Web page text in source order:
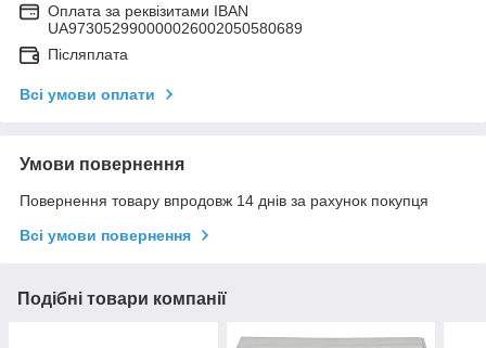
Оплата за реквізитами IBAN
UA973052990000026002050580689
Післяплата
Всі умови оплати
Умови повернення
Повернення товару впродовж 14 днів за рахунок покупця
Всі умови повернення
Подібні товари компанії